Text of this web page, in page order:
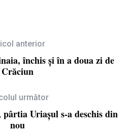
anterior
închis și în a doua zi de
Crăciun
următor
Uriașul s-a deschis din
nou